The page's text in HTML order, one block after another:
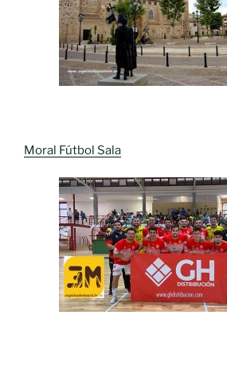
Moral Fútbol Sala